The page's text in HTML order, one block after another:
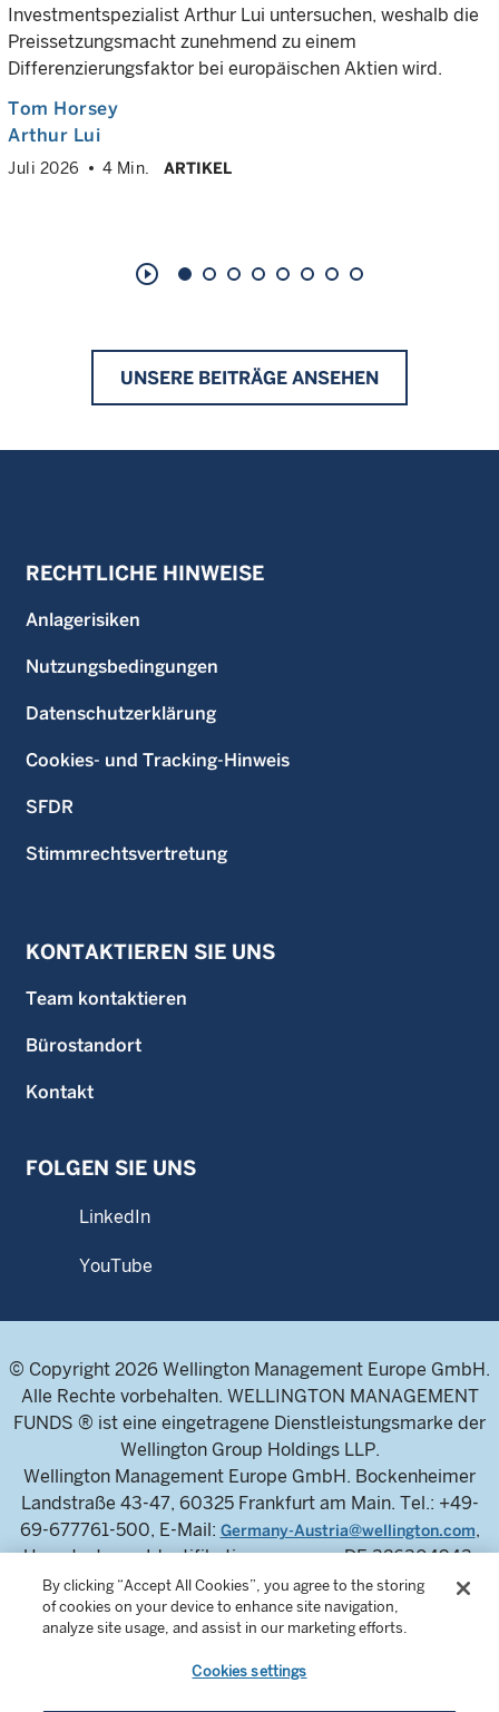
Investmentspezialist Arthur Lui untersuchen, weshalb die
Preissetzungsmacht zunehmend zu einem
Differenzierungsfaktor bei europäischen Aktien wird.
Tom Horsey
Arthur Lui
Juli 2026 4 Min. ARTIKEL
play_circle_outline
UNSERE BEITRÄGE ANSEHEN
RECHTLICHE HINWEISE
Anlagerisiken
Nutzungsbedingungen
Datenschutzerklärung
Cookies- und Tracking-Hinweis
SFDR
Stimmrechtsvertretung
KONTAKTIEREN SIE UNS
Team kontaktieren
Bürostandort
Kontakt
FOLGEN SIE UNS
LinkedIn
YouTube
© Copyright 2026 Wellington Management Europe GmbH.
Alle Rechte vorbehalten. WELLINGTON MANAGEMENT
FUNDS ® ist eine eingetragene Dienstleistungsmarke der
Wellington Group Holdings LLP.
Wellington Management Europe GmbH. Bockenheimer
Landstraße 43-47, 60325 Frankfurt am Main. Tel.: +49-
69-677761-500, E-Mail: Germany-Austria@wellington.com,
Umsatzsteuer-Identifikationsnummer: DE 326304943,
Handelsregister des Amtsgerichts Frankfurt am Main:
HRB 115460.
Die Wellington Management Europe GmbH ist von der
Bundesanstalt für Finanzdienstleistungsaufsicht
By clicking “Accept All Cookies”, you agree to the storing
of cookies on your device to enhance site navigation,
analyze site usage, and assist in our marketing efforts.
Cookies settings